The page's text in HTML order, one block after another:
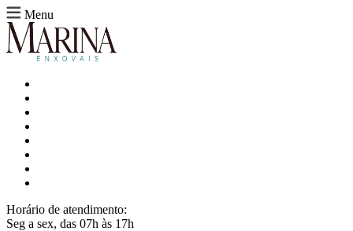
Menu
Horário de atendimento:
Seg a sex, das 07h às 17h